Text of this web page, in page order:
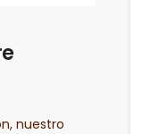
nuestro